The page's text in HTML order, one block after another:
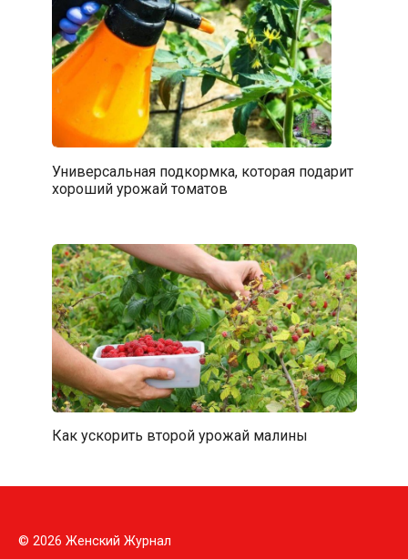
Универсальная подкормка, которая подарит
хороший урожай томатов
Как ускорить второй урожай малины
© 2026 Женский Журнал